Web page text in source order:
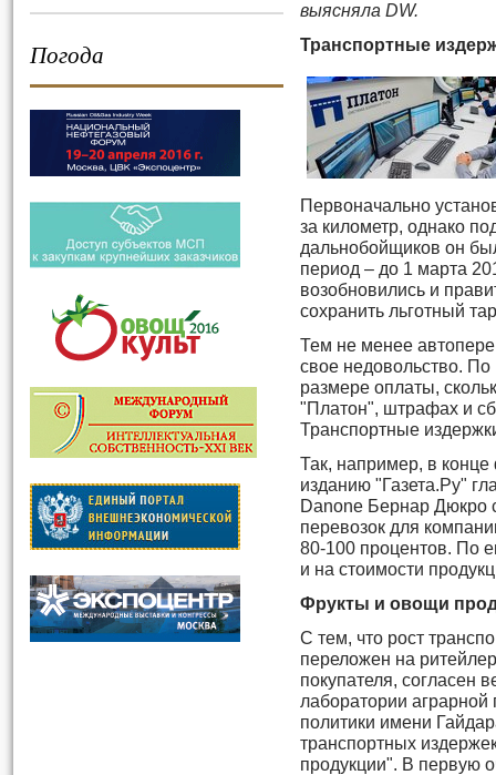
Погода
выясняла DW.
Транспортные
Первоначально
за километр, однако
дальнобойщиков он
период – до 1 марта
возобновились и
сохранить льготный
Тем не менее
свое недовольство. По
размере оплаты,
"Платон", штрафах и
Транспортные
Так, например, в
изданию "Газета.Ру"
Danone Бернар Дюкро
перевозок для
80-100 процентов. По
и на стоимости
Фрукты и овощи
С тем, что рост
переложен на
покупателя, согласен
лаборатории аграрной
политики имени
транспортных
продукции". В первую